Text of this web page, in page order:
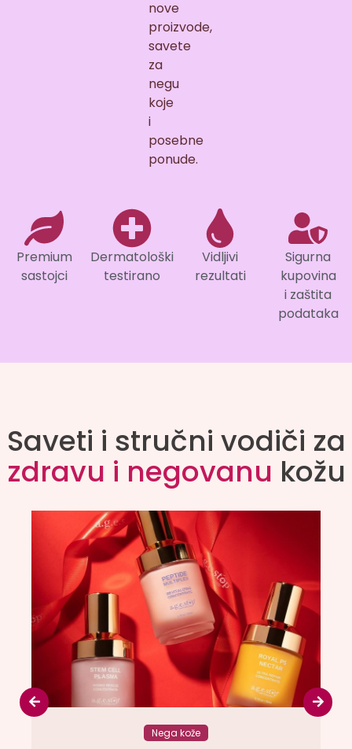
nove
proizvode,
savete
za
negu
koje
i
posebne
ponude.
Premium
sastojci
Dermatološki
testirano
Vidljivi
rezultati
Sigurna
kupovina
i zaštita
podataka
Saveti i stručni vodiči za
zdravu i negovanu kožu
Nega kože